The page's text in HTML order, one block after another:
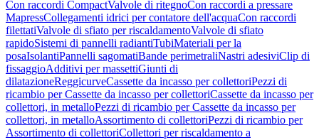
Con raccordi CompactValvole di ritegnoCon raccordi a pressare
MapressCollegamenti idrici per contatore dell'acquaCon raccordi
filettatiValvole di sfiato per riscaldamentoValvole di sfiato
rapidoSistemi di pannelli radiantiTubiMateriali per la
posaIsolantiPannelli sagomatiBande perimetraliNastri adesiviClip di
fissaggioAdditivi per massettiGiunti di
dilatazioneReggicurveCassette da incasso per collettoriPezzi di
ricambio per Cassette da incasso per collettoriCassette da incasso per
collettori, in metalloPezzi di ricambio per Cassette da incasso per
collettori, in metalloAssortimento di collettoriPezzi di ricambio per
Assortimento di collettoriCollettori per riscaldamento a